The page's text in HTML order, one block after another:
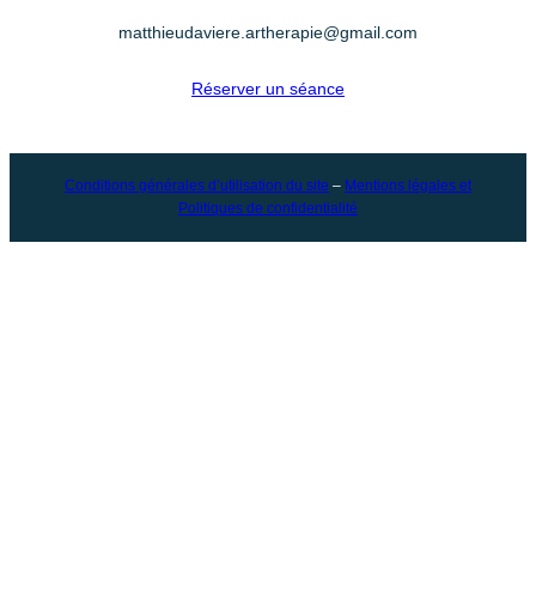
matthieudaviere.artherapie@gmail.com
Réserver un séance
Conditions générales d’utilisation du site – Mentions légales et
Politiques de confidentialité